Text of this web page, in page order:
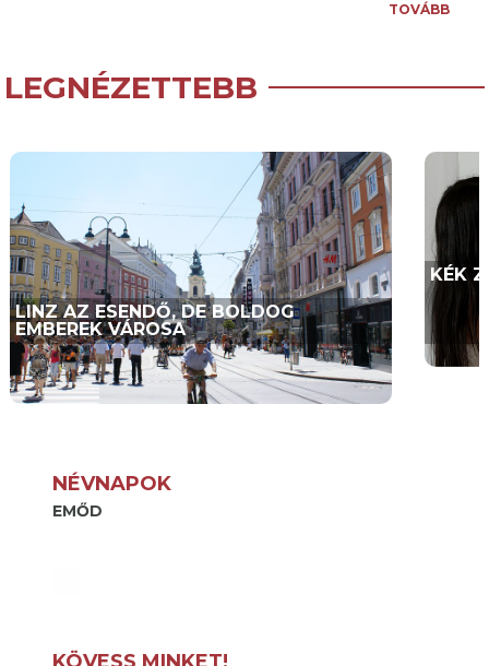
TOVÁBB
LEGNÉZETTEBB
LINZ AZ ESENDŐ, DE BOLDOG
EMBEREK VÁROSA
KÉK
NÉVNAPOK
EMŐD